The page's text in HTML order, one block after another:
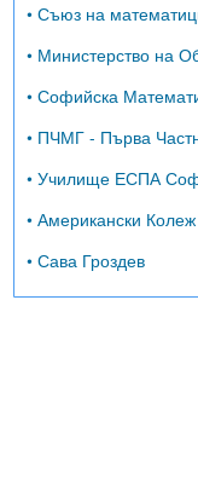
• Съюз на
• Министерство на
• Софийска
• ПЧМГ - Първа
• Училище ЕСПА
• Американски
• Сава Гроздев